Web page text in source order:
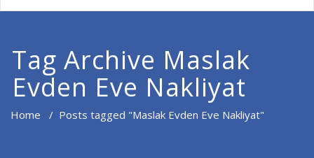
Tag Archive Maslak
Evden Eve Nakliyat
Home / Posts tagged "Maslak Evden Eve Nakliyat"